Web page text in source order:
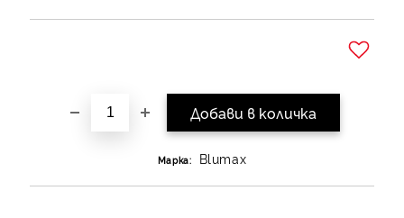
Марка: Blumax